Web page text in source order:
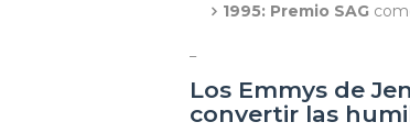
1995: Premio SAG
Los Emmys de
convertir las